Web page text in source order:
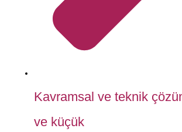
Kavramsal ve teknik
ve küçük